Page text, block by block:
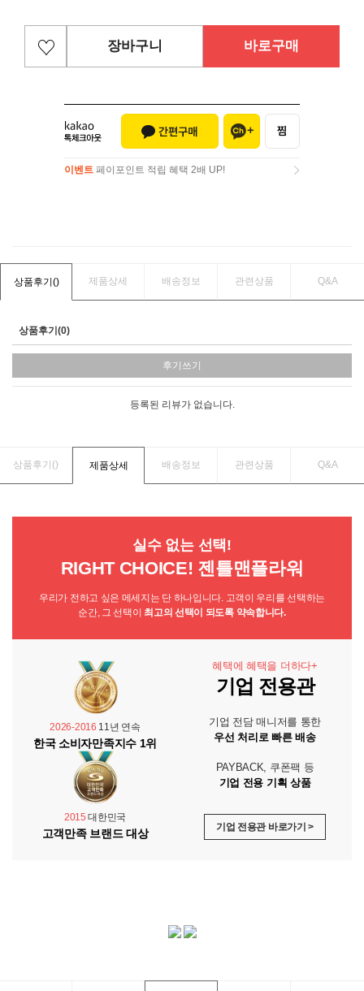
장바구니 바로구매
이벤트 페이포인트 적립 혜택 2배 UP!
상품후기() 제품상세 배송정보 관련상품 Q&A
상품후기(0)
후기쓰기
등록된 리뷰가 없습니다.
상품후기() 제품상세 배송정보 관련상품 Q&A
실수 없는 선택!
RIGHT CHOICE! 젠틀맨플라워
우리가 전하고 싶은 메세지는 단 하나입니다. 고객이 우리를 선택하는
순간, 그 선택이 최고의 선택이 되도록 약속합니다.
2026-2016 11년 연속
한국 소비자만족지수 1위
2015 대한민국
고객만족 브랜드 대상
혜택에 혜택을 더하다+
기업 전용관
기업 전담 매니저를 통한
우선 처리로 빠른 배송
PAYBACK, 쿠폰팩 등
기업 전용 기획 상품
기업 전용관 바로가기 >